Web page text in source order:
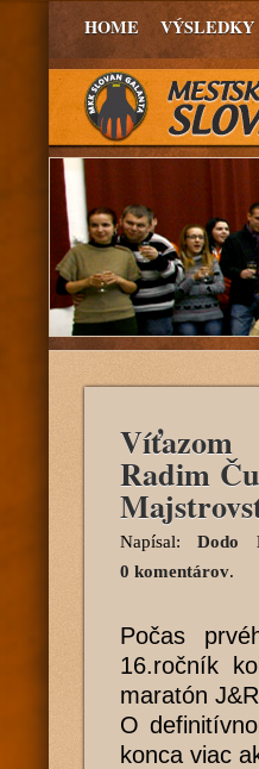
HOME VÝSLEDKY
Radim
Napísal:Dodo
0 komentárov.
Počas
16.ročník
maratón
O
konca viac